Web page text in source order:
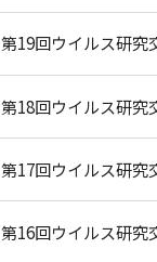
第19回ウイルス研究
第18回ウイルス研究
第17回ウイルス研究
第16回ウイルス研究